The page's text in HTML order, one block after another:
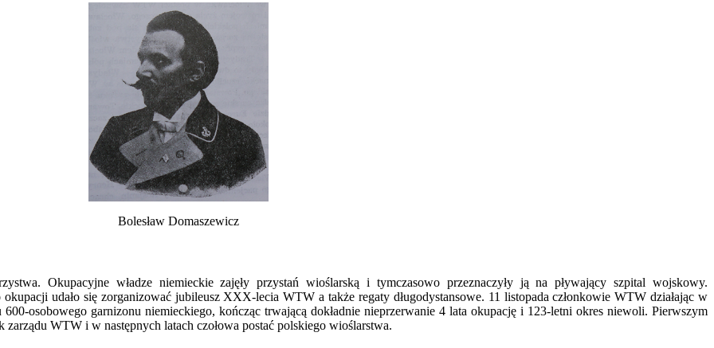
Bolesław Domaszewicz
Okupacyjne władze niemieckie zajęły przystań wioślarską i tymczasowo przeznaczyły ją na pływający szpital wojskowy.
udało się zorganizować jubileusz XXX-lecia WTW a także regaty długodystansowe. 11 listopada członkowie WTW działając w
osobowego garnizonu niemieckiego, kończąc trwającą dokładnie nieprzerwanie 4 lata okupację i 123-letni okres niewoli. Pierwszym
WTW i w następnych latach czołowa postać polskiego wioślarstwa.